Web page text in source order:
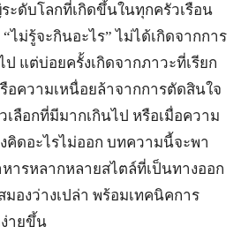
ดับโลกที่เกิดขึ้นในทุกครัวเรือน
ไม่รู้จะกินอะไร” ไม่ได้เกิดจากการ
แต่บ่อยครั้งเกิดจากภาวะที่เรียก
รือความเหนื่อยล้าจากการตัดสินใจ
เลือกที่มีมากเกินไป หรือเมื่อความ
คิดอะไรไม่ออก บทความนี้จะพา
ารหลากหลายสไตล์ที่เป็นทางออก
องว่างเปล่า พร้อมเทคนิคการ
ายขึ้น